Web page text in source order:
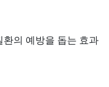
환의 예방을 돕는 효과